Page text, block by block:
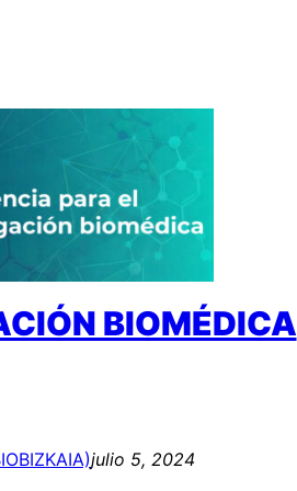
BIOMÉDICA
julio 5, 2024